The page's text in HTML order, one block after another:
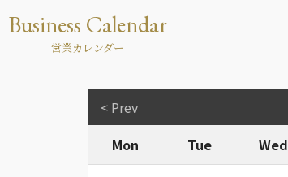
Business Calendar
営業カレンダー
< Prev
Mon
Tue Wed